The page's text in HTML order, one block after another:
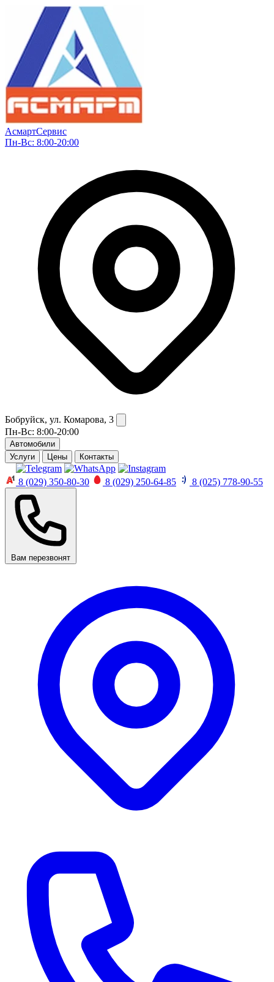
АсмартСервис
Пн-Вс: 8:00-20:00
Бобруйск, ул. Комарова, 3
Пн-Вс: 8:00-20:00
Автомобили
Услуги
Цены Контакты
8 (029) 350-80-30 8 (029) 250-64-85 8 (025) 778-90-55
Вам перезвонят